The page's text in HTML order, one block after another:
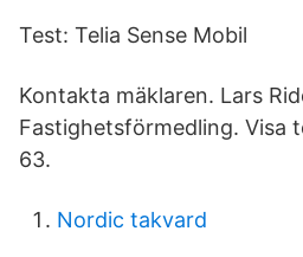
Test: Telia Sense Mobil
Kontakta mäklaren. Lars
Fastighetsförmedling . Visa
63.
Nordic takvard